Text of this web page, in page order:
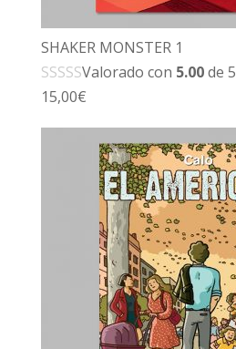
SHAKER MONSTER 1
Valorado con 5.00de 5
15,00€